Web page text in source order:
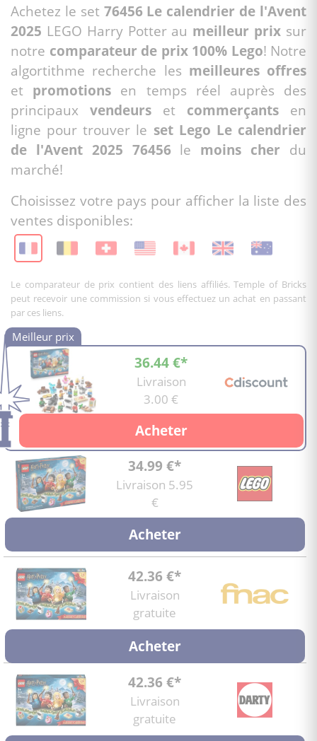
Achetez le set 76456 Le calendrier de l'Avent
2025 LEGO Harry Potter au meilleur prix sur
notre comparateur de prix 100% Lego! Notre
algortithme recherche les meilleures offres
et promotions en temps réel auprès des
principaux vendeurs et commerçants en
ligne pour trouver le set Lego Le calendrier
de l'Avent 2025 76456 le moins cher du
marché!
Choisissez votre pays pour afficher la liste des
ventes disponibles:
Le comparateur de prix contient des liens affiliés. Temple of Bricks
peut recevoir une commission si vous effectuez un achat en passant
par ces liens.
36.44 €*
Livraison
3.00 €
Acheter
34.99 €*
Livraison 5.95
€
Acheter
42.36 €*
Livraison
gratuite
Acheter
42.36 €*
Livraison
gratuite